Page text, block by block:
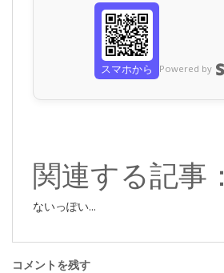
スマホから Powered by
関連する記事：
ないっぽい...
コメントを残す